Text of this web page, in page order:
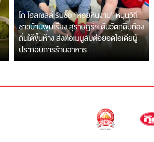
โก โฮลเซลล์ รับซื้อ “หอยหินงาม” หนุนวิถี
ชาวบ้านพุมเรียง สุราษฎร์ฯ ดันวัตถุดิบท้อง
ถิ่นใต้ขึ้นห้าง ส่งต่อเมนูลับต่อยอดไอเดียผู้
ประกอบการร้านอาหาร